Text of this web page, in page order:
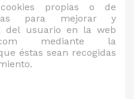
propias o de
para mejorar y
del usuario en la web
mediante la
éstas sean recogidas